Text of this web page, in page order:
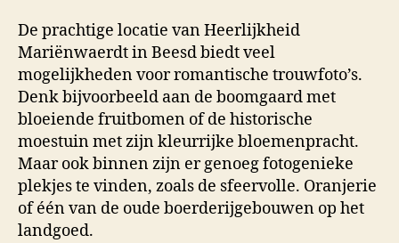
De prachtige locatie van Heerlijkheid
Mariënwaerdt in Beesd biedt veel
mogelijkheden voor romantische trouwfoto’s.
Denk bijvoorbeeld aan de boomgaard met
bloeiende fruitbomen of de historische
moestuin met zijn kleurrijke bloemenpracht.
Maar ook binnen zijn er genoeg fotogenieke
plekjes te vinden, zoals de sfeervolle. Oranjerie
of één van de oude boerderijgebouwen op het
landgoed.